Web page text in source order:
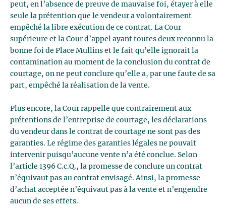
peut, en l’absence de preuve de mauvaise foi, étayer à elle
seule la prétention que le vendeur a volontairement
empêché la libre exécution de ce contrat. La Cour
supérieure et la Cour d’appel ayant toutes deux reconnu la
bonne foi de Place Mullins et le fait qu’elle ignorait la
contamination au moment de la conclusion du contrat de
courtage, on ne peut conclure qu’elle a, par une faute de sa
part, empêché la réalisation de la vente.
Plus encore, la Cour rappelle que contrairement aux
prétentions de l’entreprise de courtage, les déclarations
du vendeur dans le contrat de courtage ne sont pas des
garanties. Le régime des garanties légales ne pouvait
intervenir puisqu’aucune vente n’a été conclue. Selon
l’article 1396 C.c.Q., la promesse de conclure un contrat
n’équivaut pas au contrat envisagé. Ainsi, la promesse
d’achat acceptée n’équivaut pas à la vente et n’engendre
aucun de ses effets.